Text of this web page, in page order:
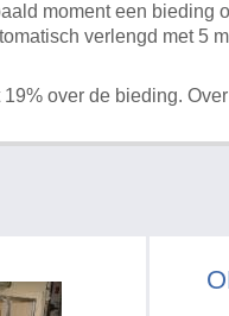
moment een
verlengd met 5
over de bieding.